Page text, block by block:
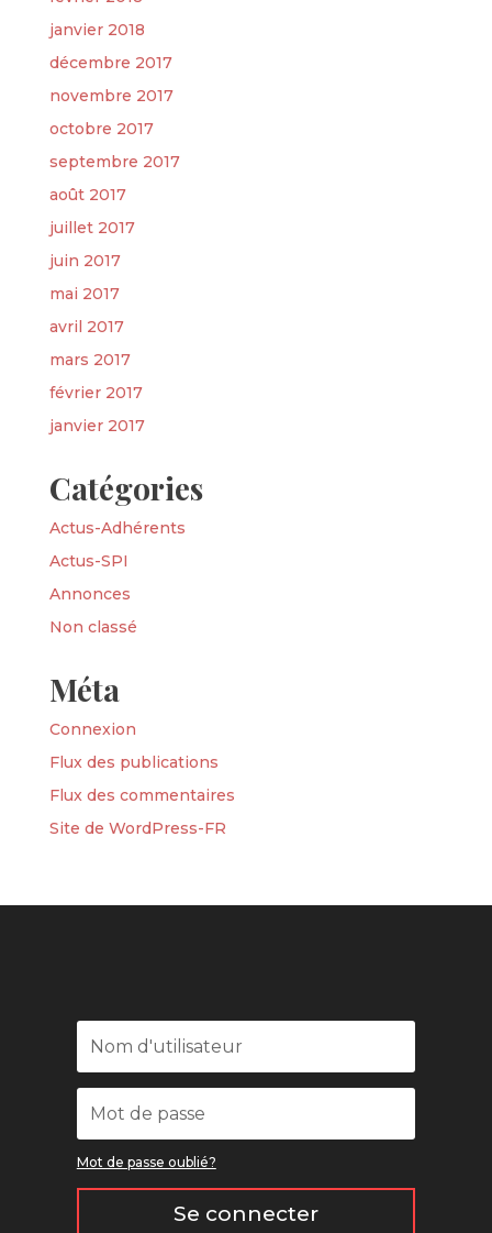
janvier 2018
décembre 2017
novembre 2017
octobre 2017
septembre 2017
août 2017
juillet 2017
juin 2017
mai 2017
avril 2017
mars 2017
février 2017
janvier 2017
Catégories
Actus-Adhérents
Actus-SPI
Annonces
Non classé
Méta
Connexion
Flux des publications
Flux des commentaires
Site de WordPress-FR
Mot de passe oublié?
Se connecter